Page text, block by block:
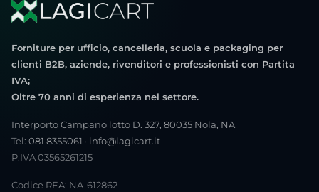
Forniture per ufficio, cancelleria, scuola e packaging per
clienti B2B, aziende, rivenditori e professionisti con Partita
IVA;
Oltre 70 anni di esperienza nel settore.
Interporto Campano lotto D. 327, 80035 Nola, NA
Tel: 081 8355061 · info@lagicart.it
P.IVA 03565261215
Codice REA: NA-612862